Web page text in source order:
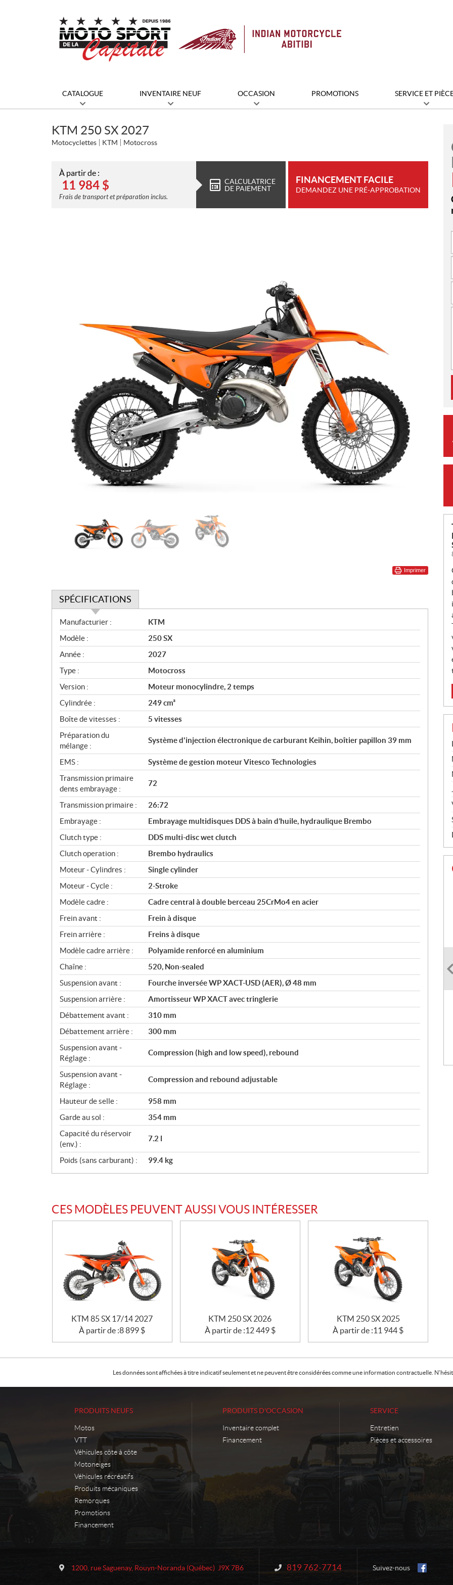
CATALOGUE INVENTAIRE NEUF OCCASION PROMOTIONS SERVICE ET
KTM 250 SX 2027
Motocyclettes KTM Motocross
À partir de :
11 984 $
Frais de transport et préparation inclus.
CALCULATRICE
DE PAIEMENT
FINANCEMENT FACILE
DEMANDEZ UNE PRÉ-APPROBATION
Imprimer
SPÉCIFICATIONS
S
p
é
c
i
f
i
c
a
t
i
o
n
s
Manufacturier :
KTM
Modèle :
250 SX
Année :
2027
Type :
Motocross
Version :
Moteur monocylindre, 2 temps
Cylindrée :
249 cm³
Boîte de vitesses :
5 vitesses
Préparation du
mélange :
Système d'injection électronique de carburant Keihin, boîtier papillon 39 mm
EMS :
Système de gestion moteur Vitesco Technologies
Transmission primaire
dents embrayage :
72
Transmission primaire :
26:72
Embrayage :
Embrayage multidisques DDS à bain d’huile, hydraulique Brembo
Clutch type :
DDS multi-disc wet clutch
Clutch operation :
Brembo hydraulics
Moteur - Cylindres :
Single cylinder
Moteur - Cycle :
2-Stroke
Modèle cadre :
Cadre central à double berceau 25CrMo4 en acier
Frein avant :
Frein à disque
Frein arrière :
Freins à disque
Modèle cadre arrière :
Polyamide renforcé en aluminium
Chaîne :
520, Non-sealed
Suspension avant :
Fourche inversée WP XACT-USD (AER), Ø 48 mm
Suspension arrière :
Amortisseur WP XACT avec tringlerie
Débattement avant :
310 mm
Débattement arrière :
300 mm
Suspension avant -
Réglage :
Compression (high and low speed), rebound
Suspension avant -
Réglage :
Compression and rebound adjustable
Hauteur de selle :
958 mm
Garde au sol :
354 mm
Capacité du réservoir
(env.) :
7.2 l
Poids (sans carburant) : 99.4 kg
CES MODÈLES PEUVENT AUSSI VOUS INTÉRESSER
KTM 85 SX 17/14 2027
À partir de :8 899 $
KTM 250 SX 2026
À partir de :12 449 $
KTM 250 SX 2025
À partir de :11 944 $
Les données sont affichées à titre indicatif seulement et ne peuvent être considérées comme une information contractuelle.
PRODUITS NEUFS
Motos
VTT
Véhicules côte à côte
Motoneiges
Véhicules récréatifs
Produits mécaniques
Remorques
Promotions
Financement
PRODUITS D'OCCASION
Inventaire complet
Financement
SERVICE
Entretien
Pièces et accessoires
1200, rue Saguenay, Rouyn-Noranda (Québec) J9X 7B6 Information :
819 762-7714 Suivez-nous